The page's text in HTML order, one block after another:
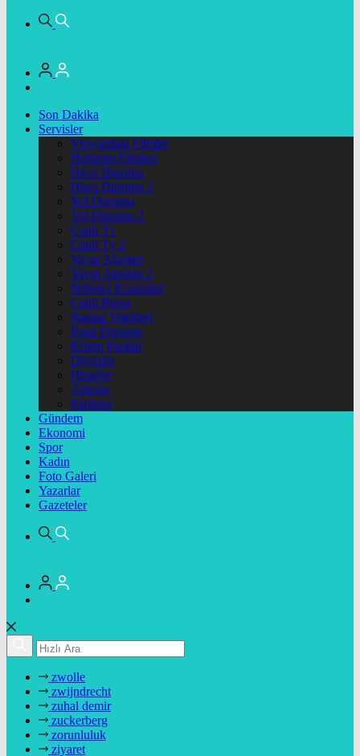
Son Dakika
Servisler
Vizyondaki Filmler
Haftanin Filmleri
Hava Durumu
Hava Durumu 2
Yol Durumu
Yol Durumu 2
Canlı Tv
Canlı Tv 2
Yayın Akışları
Yayın Akışları 2
Nöbetçi Eczaneler
Canlı Borsa
Namaz Vakitleri
Puan Durumu
Kripto Paralar
Dövizler
Hisseler
Altınlar
Pariteler
Gündem
Ekonomi
Spor
Kadın
Foto Galeri
Yazarlar
Gazeteler
zwolle
zwijndrecht
zuhal demir
zuckerberg
zorunluluk
ziyaret